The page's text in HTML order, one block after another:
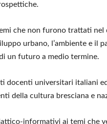
che non furono trattati nel
urbano, l’ambiente e il
un futuro a medio termine.
docenti universitari italiani
della cultura bresciana e
informativi ai temi che